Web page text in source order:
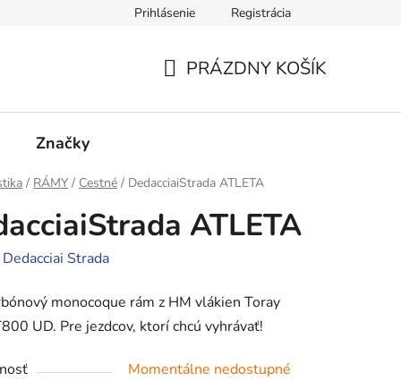
Prihlásenie Registrácia
PRÁZDNY KOŠÍK
Značky
/ RÁMY / Cestné / DedacciaiStrada ATLETA
ATLETA
Dedacciai Strada
monocoque rám z HM vlákien Toray
UD. Pre jezdcov, ktorí chcú vyhrávať!
Momentálne nedostupné